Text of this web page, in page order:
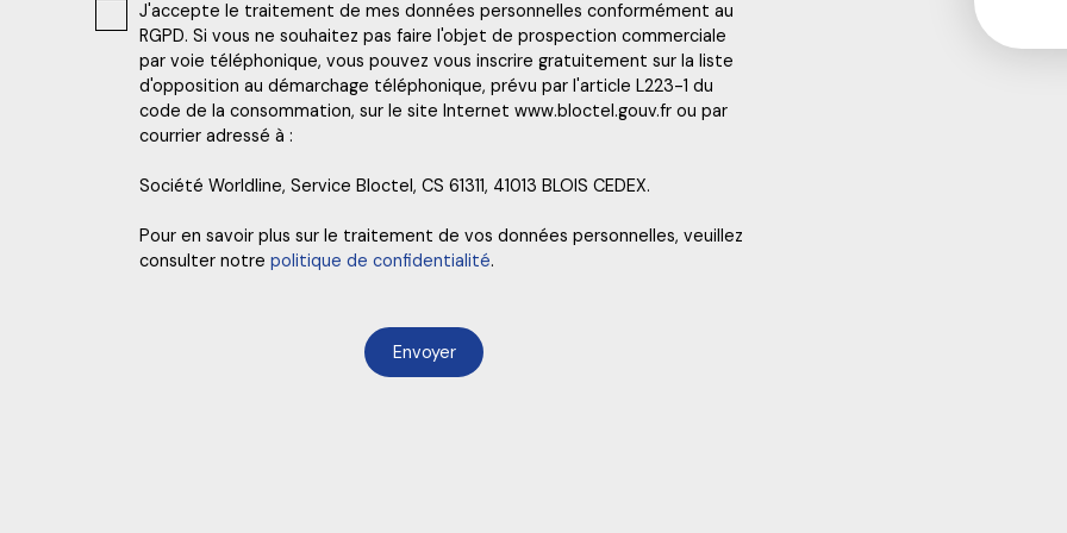
J'accepte le traitement de mes données personnelles conformément au
RGPD. Si vous ne souhaitez pas faire l'objet de prospection commerciale
par voie téléphonique, vous pouvez vous inscrire gratuitement sur la liste
d'opposition au démarchage téléphonique, prévu par l'article L223-1 du
code de la consommation, sur le site Internet www.bloctel.gouv.fr ou par
courrier adressé à :
Société Worldline, Service Bloctel, CS 61311, 41013 BLOIS CEDEX.
Pour en savoir plus sur le traitement de vos données personnelles, veuillez
consulter notre politique de confidentialité.
Envoyer